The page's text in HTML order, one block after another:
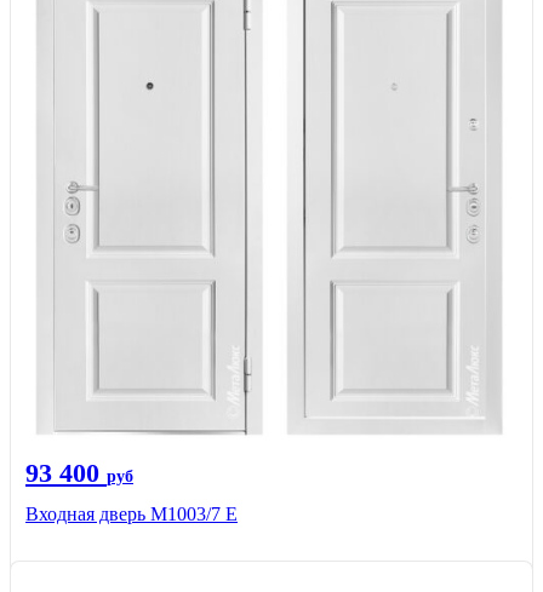
93 400 руб
Входная дверь М1003/7 E